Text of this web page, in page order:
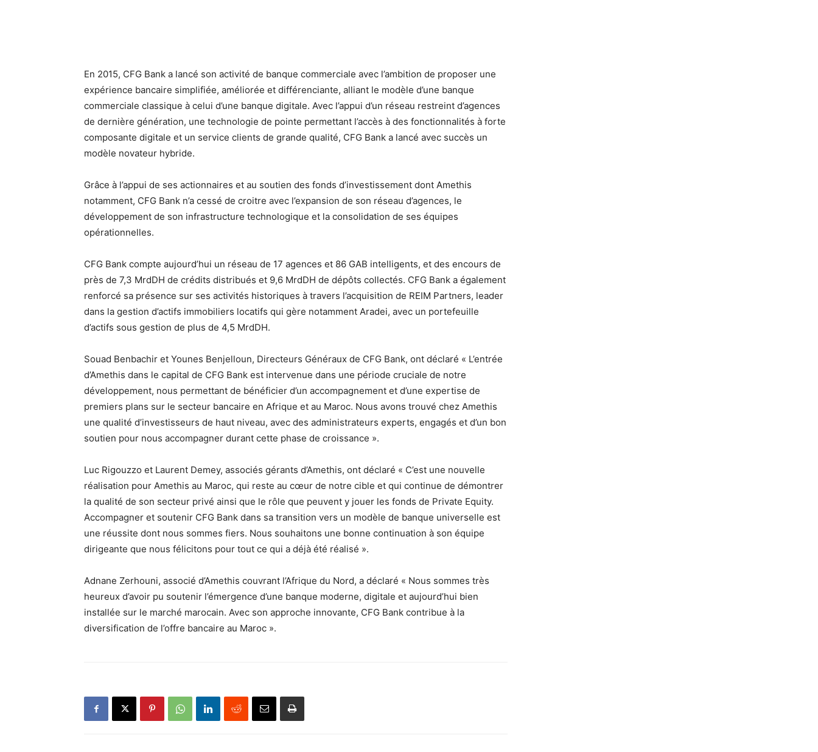
En 2015, CFG Bank a lancé son activité de banque commerciale avec l’ambition de proposer une
expérience bancaire simplifiée, améliorée et différenciante, alliant le modèle d’une banque
commerciale classique à celui d’une banque digitale. Avec l’appui d’un réseau restreint d’agences
de dernière génération, une technologie de pointe permettant l’accès à des fonctionnalités à forte
composante digitale et un service clients de grande qualité, CFG Bank a lancé avec succès un
modèle novateur hybride.
Grâce à l’appui de ses actionnaires et au soutien des fonds d’investissement dont Amethis
notamment, CFG Bank n’a cessé de croitre avec l’expansion de son réseau d’agences, le
développement de son infrastructure technologique et la consolidation de ses équipes
opérationnelles.
CFG Bank compte aujourd’hui un réseau de 17 agences et 86 GAB intelligents, et des encours de
près de 7,3 MrdDH de crédits distribués et 9,6 MrdDH de dépôts collectés. CFG Bank a également
renforcé sa présence sur ses activités historiques à travers l’acquisition de REIM Partners, leader
dans la gestion d’actifs immobiliers locatifs qui gère notamment Aradei, avec un portefeuille
d’actifs sous gestion de plus de 4,5 MrdDH.
Souad Benbachir et Younes Benjelloun, Directeurs Généraux de CFG Bank, ont déclaré « L’entrée
d’Amethis dans le capital de CFG Bank est intervenue dans une période cruciale de notre
développement, nous permettant de bénéficier d’un accompagnement et d’une expertise de
premiers plans sur le secteur bancaire en Afrique et au Maroc. Nous avons trouvé chez Amethis
une qualité d’investisseurs de haut niveau, avec des administrateurs experts, engagés et d’un bon
soutien pour nous accompagner durant cette phase de croissance ».
Luc Rigouzzo et Laurent Demey, associés gérants d’Amethis, ont déclaré « C’est une nouvelle
réalisation pour Amethis au Maroc, qui reste au cœur de notre cible et qui continue de démontrer
la qualité de son secteur privé ainsi que le rôle que peuvent y jouer les fonds de Private Equity.
Accompagner et soutenir CFG Bank dans sa transition vers un modèle de banque universelle est
une réussite dont nous sommes fiers. Nous souhaitons une bonne continuation à son équipe
dirigeante que nous félicitons pour tout ce qui a déjà été réalisé ».
Adnane Zerhouni, associé d’Amethis couvrant l’Afrique du Nord, a déclaré « Nous sommes très
heureux d’avoir pu soutenir l’émergence d’une banque moderne, digitale et aujourd’hui bien
installée sur le marché marocain. Avec son approche innovante, CFG Bank contribue à la
diversification de l’offre bancaire au Maroc ».